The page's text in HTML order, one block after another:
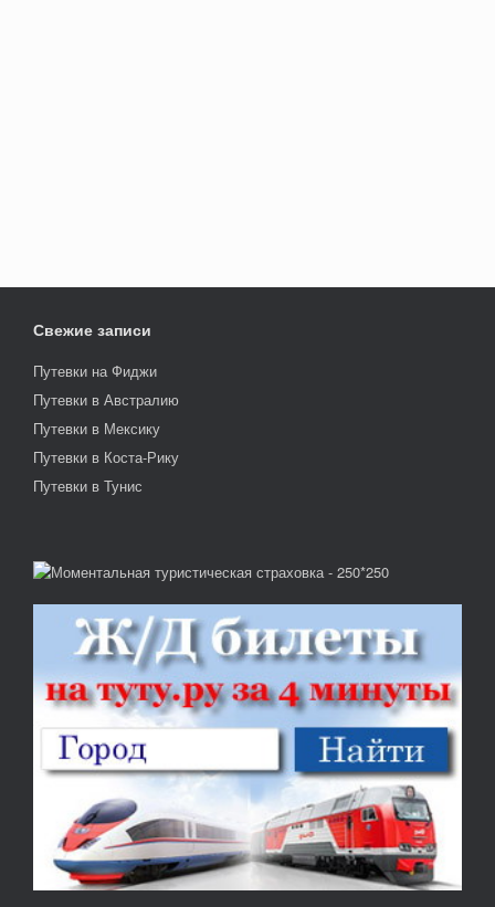
Свежие записи
Путевки на Фиджи
Путевки в Австралию
Путевки в Мексику
Путевки в Коста-Рику
Путевки в Тунис